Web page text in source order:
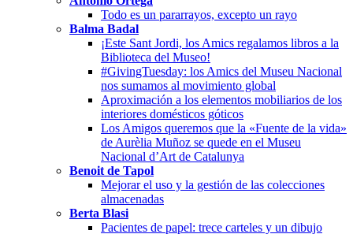
Todo es un pararrayos, excepto un rayo
Balma Badal
¡Este Sant Jordi, los Amics regalamos libros a la
Biblioteca del Museo!
#GivingTuesday: los Amics del Museu Nacional
nos sumamos al movimiento global
Aproximación a los elementos mobiliarios de los
interiores domésticos góticos
Los Amigos queremos que la «Fuente de la vida»
de Aurèlia Muñoz se quede en el Museu
Nacional d’Art de Catalunya
Benoit de Tapol
Mejorar el uso y la gestión de las colecciones
almacenadas
Berta Blasi
Pacientes de papel: trece carteles y un dibujo